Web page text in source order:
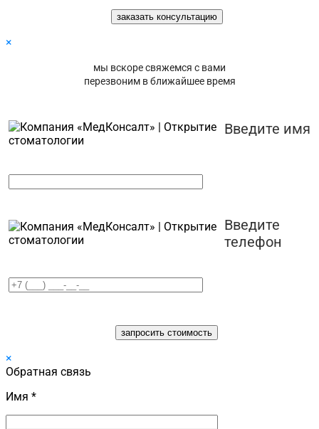
×
мы вскоре свяжемся с вами
перезвоним в ближайшее время
Введите имя
Введите
телефон
×
Обратная связь
Имя *